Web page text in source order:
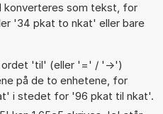
konverteres som tekst, for
'34 pkat to nkat' eller bare
ordet 'til' (eller '=' / '->')
på de to enhetene, for
i stedet for '96 pkat til nkat'.